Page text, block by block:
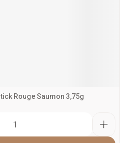
Rouge Saumon 3,75g